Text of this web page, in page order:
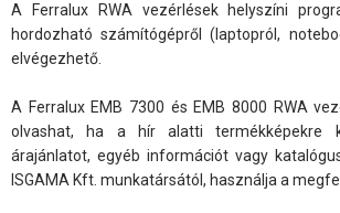
A Ferralux RWA vezérlések helyszíni
hordozható számítógépről (laptopról,
elvégezhető.
A Ferralux EMB 7300 és EMB 8000 RWA
olvashat, ha a hír alatti termékképekre
árajánlatot, egyéb információt vagy
ISGAMA Kft. munkatársától, használja a